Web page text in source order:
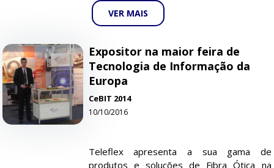
VER MAIS
Expositor na maior feira de
Tecnologia de Informação da
Europa
CeBIT 2014
10/10/2016
Teleflex apresenta a sua gama de
produtos e soluções de Fibra Ótica na